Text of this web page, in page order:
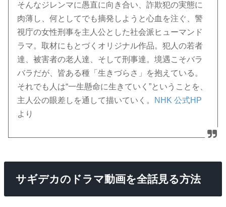
そんなジレンマに愚直に向き合い、詐欺犯の実態に
肉薄し、何としてでも摘発しようと心血を注ぐ、警
視庁の女性刑事を主人公とした社会派ヒューマンド
ラマ。取材にもとづくオリジナル作品。犯人の若者
達、被害者の老人達、そして刑事達。境遇こそバラ
バラだが、皆ある種「生きづらさ」を抱えている。
それでも人は“一生懸命に生きていく”ということを、
主人公の眼差しを通して描いていく。
NHK 公式HP
より
サギデカのドラマ動画を全話見る方法